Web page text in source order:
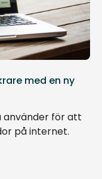
med en ny
använder för att
på internet.